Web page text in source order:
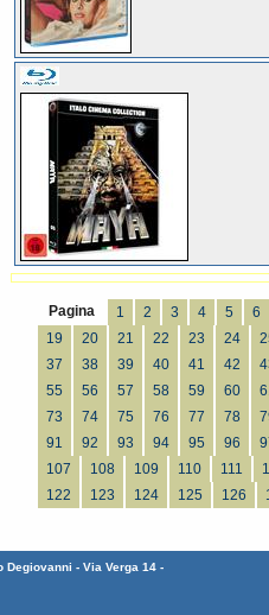
Pagina 1 2 3 4 5
6
19
20 21 22 23 24
37
38 39 40 41 42
55
56 57 58 59 60
73
74 75 76 77 78
91
92 93 94 95 96
107
108 109 110 111
122
123 124 125 126
- Via Verga 14 -